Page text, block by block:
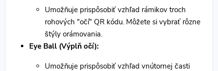
Umožňuje prispôsobiť vzhľad rámikov troch
rohových "očí" QR kódu. Môžete si vybrať rôzne
štýly orámovania.
Eye Ball (Výplň očí):
Umožňuje prispôsobiť vzhľad vnútornej časti